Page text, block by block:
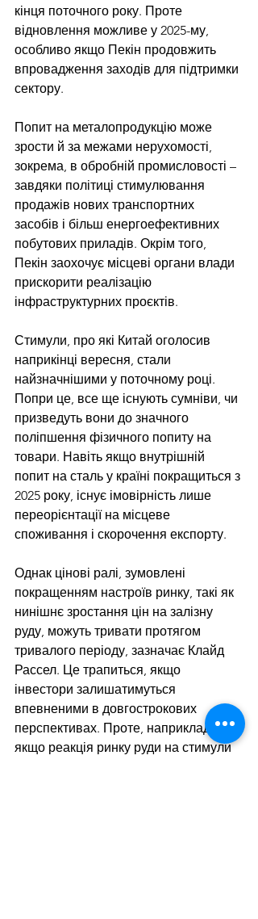
кінця поточного року. Проте
відновлення можливе у 2025-му,
особливо якщо Пекін продовжить
впровадження заходів для підтримки
сектору.
Попит на металопродукцію може
зрости й за межами нерухомості,
зокрема, в обробній промисловості –
завдяки політиці стимулювання
продажів нових транспортних
засобів і більш енергоефективних
побутових приладів. Окрім того,
Пекін заохочує місцеві органи влади
прискорити реалізацію
інфраструктурних проєктів.
Стимули, про які Китай оголосив
наприкінці вересня, стали
найзначнішими у поточному році.
Попри це, все ще існують сумніви, чи
призведуть вони до значного
поліпшення фізичного попиту на
товари. Навіть якщо внутрішній
попит на сталь у країні покращиться з
2025 року, існує імовірність лише
переорієнтації на місцеве
споживання і скорочення експорту.
Однак цінові ралі, зумовлені
покращенням настроїв ринку, такі як
нинішнє зростання цін на залізну
руду, можуть тривати протягом
тривалого періоду, зазначає Клайд
Рассел. Це трапиться, якщо
інвестори залишатимуться
впевненими в довгострокових
перспективах. Проте, наприклад,
якщо реакція ринку руди на стимули